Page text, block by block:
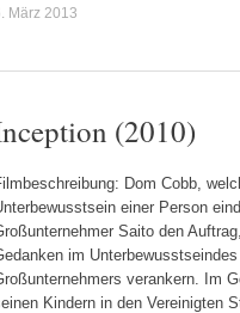
März 2013
(2010)
Dom Cobb,
einer Person
Saito den
im
verankern. Im
Kindern in den Vereinigten